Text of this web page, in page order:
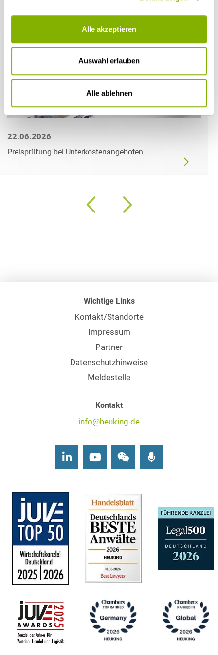
Alle akzeptieren
Auswahl erlauben
Alle ablehnen
22.06.2026
Preisprüfung bei Unterkostenangeboten
Wichtige Links
Kontakt/Standorte
Impressum
Partner
Datenschutzhinweise
Meldestelle
Kontakt
info@heuking.de
LinkedInYoutubeWechat